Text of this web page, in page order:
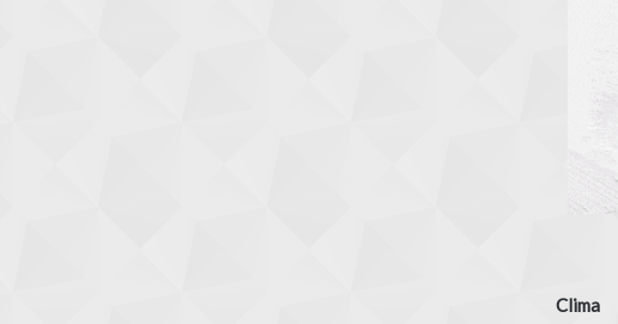
Clima